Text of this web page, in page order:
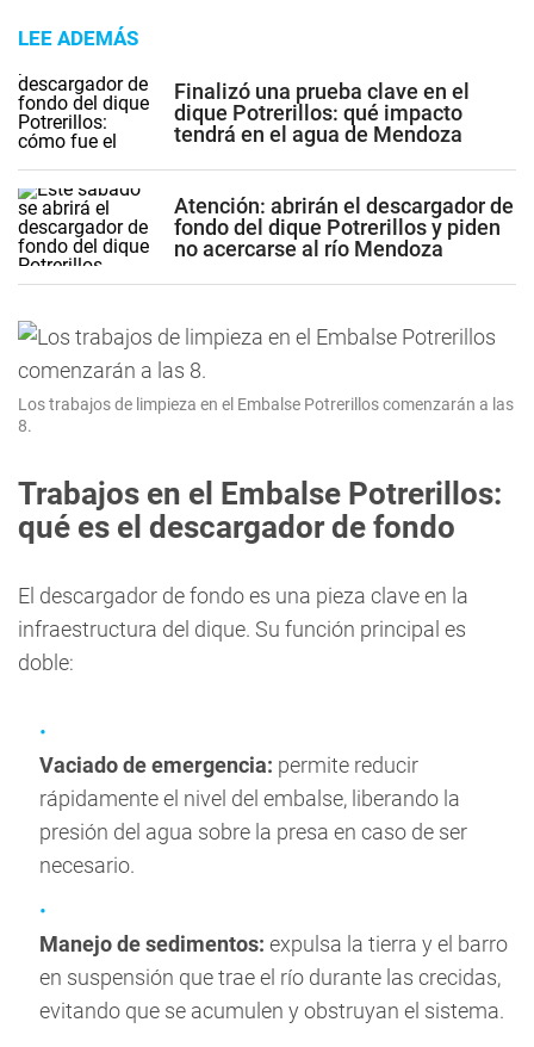
LEE ADEMÁS
Finalizó una prueba clave en el
dique Potrerillos: qué impacto
tendrá en el agua de Mendoza
Atención: abrirán el descargador de
fondo del dique Potrerillos y piden
no acercarse al río Mendoza
Los trabajos de limpieza en el Embalse Potrerillos comenzarán a las
8.
Trabajos en el Embalse Potrerillos:
qué es el descargador de fondo
El descargador de fondo es una pieza clave en la
infraestructura del dique. Su función principal es
doble:
Vaciado de emergencia: permite reducir
rápidamente el nivel del embalse, liberando la
presión del agua sobre la presa en caso de ser
necesario.
Manejo de sedimentos: expulsa la tierra y el barro
en suspensión que trae el río durante las crecidas,
evitando que se acumulen y obstruyan el sistema.